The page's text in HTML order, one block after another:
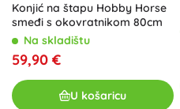
Konjić na štapu Hobby Horse
smeđi s okovratnikom 80cm
Na skladištu
59,90 €
U košaricu